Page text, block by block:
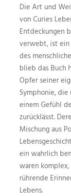
Die Art und
von Curies
Entdeckungen
verwebt, ist
des
blieb das Buch
Opfer seiner
Symphonie,
einem Gefühl
zurücklässt.
Mischung aus
ein wahrlich
waren
rührende
Lebens.